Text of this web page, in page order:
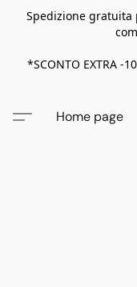
Spedizione gratuita
*SCONTO EXTRA -
Home page